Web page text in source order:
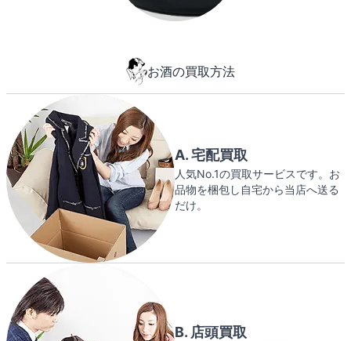
お酒の買取方法
A. 宅配買取
人気No.1の買取サービスです。お
品物を梱包し自宅から当店へ送る
だけ。
B. 店頭買取